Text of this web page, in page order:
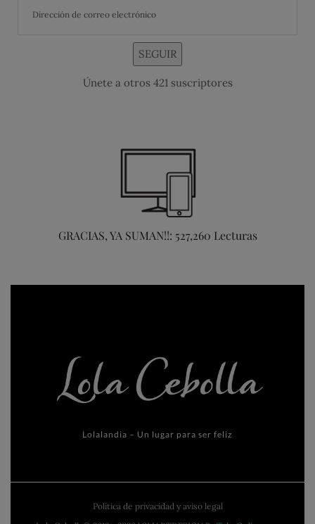
SEGUIR
Únete a otros 421 suscriptores
GRACIAS, YA SUMAN!!: 527,260 Lecturas
Lolalandia – Un lugar para ser feliz
Política de privacidad y aviso legal